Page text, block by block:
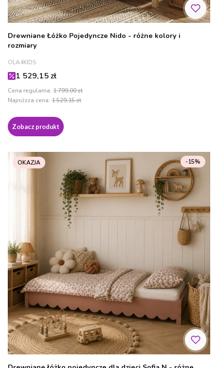
Drewniane Łóżko Pojedyncze Nido - różne kolory i
rozmiary
PRODUCENT
OLA4KIDS
Cena promocyjna
1 529,15 zł
Cena regularna: 1 799,00 zł
Najniższa cena: 1 529,15 zł
Zobacz produkt
OKAZJA -15%